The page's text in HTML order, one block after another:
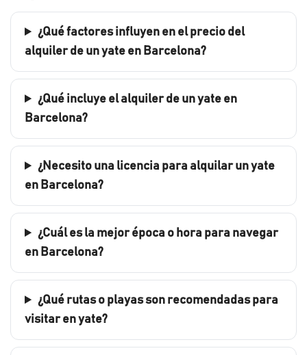
¿Qué factores influyen en el precio del
alquiler de un yate en Barcelona?
¿Qué incluye el alquiler de un yate en
Barcelona?
¿Necesito una licencia para alquilar un yate
en Barcelona?
¿Cuál es la mejor época o hora para navegar
en Barcelona?
¿Qué rutas o playas son recomendadas para
visitar en yate?